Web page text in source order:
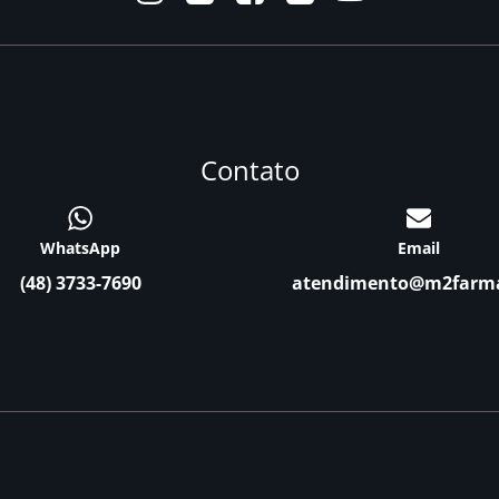
Contato
WhatsApp
(48) 3733-7690
Email